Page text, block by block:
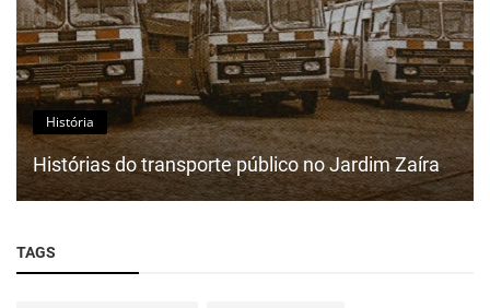
História
Histórias do transporte público no Jardim Zaíra
TAGS